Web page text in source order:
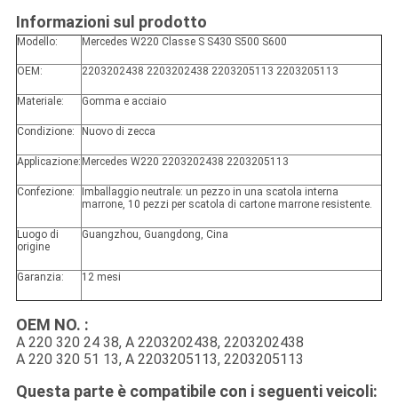
Informazioni sul prodotto
Modello: Mercedes W220 Classe S S430 S500 S600
OEM: 2203202438 2203202438 2203205113 2203205113
Materiale: Gomma e acciaio
Condizione: Nuovo di zecca
Applicazione: Mercedes W220 2203202438 2203205113
Confezione:
Imballaggio neutrale: un pezzo in una scatola interna
marrone, 10 pezzi per scatola di cartone marrone resistente.
Luogo di
origine
Guangzhou, Guangdong, Cina
Garanzia: 12 mesi
OEM NO. :
A 220 320 24 38, A 2203202438, 2203202438
A 220 320 51 13, A 2203205113, 2203205113
Questa parte è compatibile con i seguenti veicoli: